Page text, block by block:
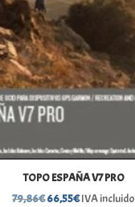
TOPO ESPAÑA V7 PRO
79,86€El
66,55€ElIVA incluido